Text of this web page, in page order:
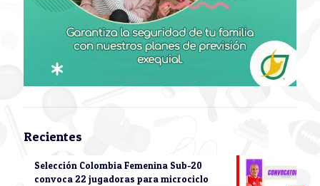
Recientes
Selección Colombia Femenina Sub-20
convoca 22 jugadoras para microciclo